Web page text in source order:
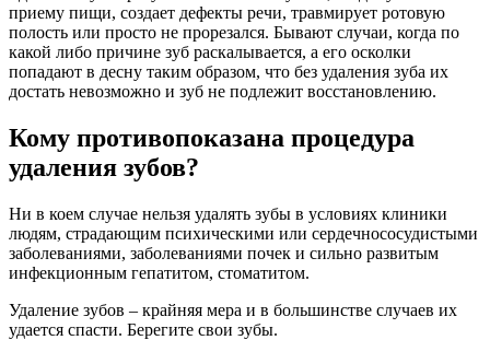
приему пищи, создает дефекты речи, травмирует ротовую
полость или просто не прорезался. Бывают случаи, когда по
какой либо причине зуб раскалывается, а его осколки
попадают в десну таким образом, что без удаления зуба их
достать невозможно и зуб не подлежит восстановлению.
Кому противопоказана процедура
удаления зубов?
Ни в коем случае нельзя удалять зубы в условиях клиники
людям, страдающим психическими или сердечнососудистыми
заболеваниями, заболеваниями почек и сильно развитым
инфекционным гепатитом, стоматитом.
Удаление зубов – крайняя мера и в большинстве случаев их
удается спасти. Берегите свои зубы.